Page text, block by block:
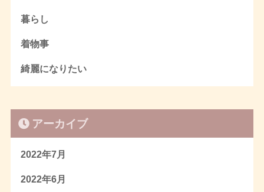
暮らし
着物事
綺麗になりたい
アーカイブ
2022年7月
2022年6月